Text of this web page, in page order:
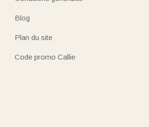
Blog
Plan du site
Code promo Callie